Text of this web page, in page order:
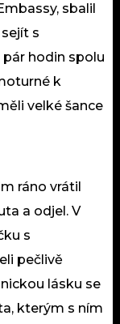
sbalil
s
hodin spolu
k
velké šance
ráno vrátil
a odjel. V
s
pečlivě
lásku se
kterým s ním